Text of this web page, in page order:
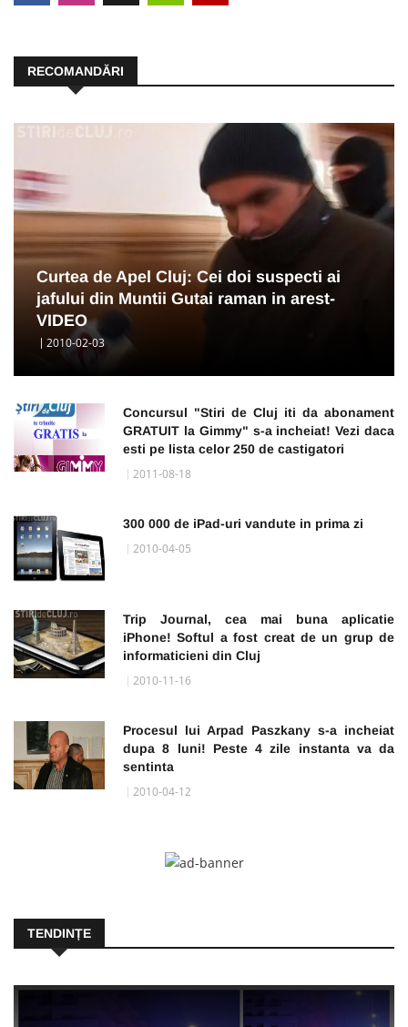
RECOMANDĂRI
Curtea de Apel Cluj: Cei doi suspecti ai
jafului din Muntii Gutai raman in arest-
VIDEO
2010-02-03
Concursul "Stiri de Cluj iti da abonament
GRATUIT la Gimmy" s-a incheiat! Vezi daca
esti pe lista celor 250 de castigatori
2011-08-18
300 000 de iPad-uri vandute in prima zi
2010-04-05
Trip Journal, cea mai buna aplicatie
iPhone! Softul a fost creat de un grup de
informaticieni din Cluj
2010-11-16
Procesul lui Arpad Paszkany s-a incheiat
dupa 8 luni! Peste 4 zile instanta va da
sentinta
2010-04-12
TENDINȚE